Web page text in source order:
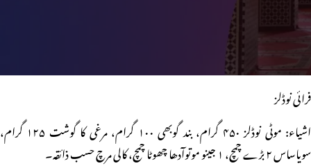
فرائی نوڈلز
اشیاء: موٹی نوڈلز ۴۵۰ گرام، بند گوبھی ۱۰۰ گرام، مرغی کا گوشت ۱۲۵ گرام،
سویاساس ۲ بڑے چمچ، ۱ جینو موتوآدھا چھوٹا چمچ، کالی مرچ حسب ذائقہ۔